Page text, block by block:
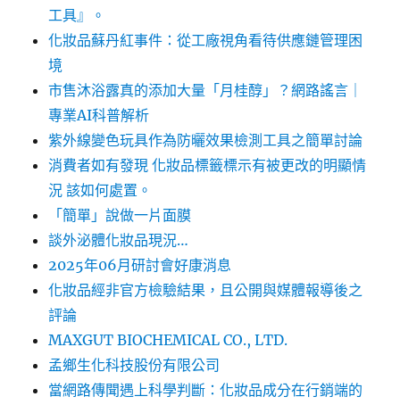
工具』。
化妝品蘇丹紅事件：從工廠視角看待供應鏈管理困
境
市售沐浴露真的添加大量「月桂醇」？網路謠言｜
專業AI科普解析
紫外線變色玩具作為防曬效果檢測工具之簡單討論
消費者如有發現 化妝品標籤標示有被更改的明顯情
況 該如何處置。
「簡單」說做一片面膜
談外泌體化妝品現況…
2025年06月研討會好康消息
化妝品經非官方檢驗結果，且公開與媒體報導後之
評論
MAXGUT BIOCHEMICAL CO., LTD.
孟鄉生化科技股份有限公司
當網路傳聞遇上科學判斷：化妝品成分在行銷端的